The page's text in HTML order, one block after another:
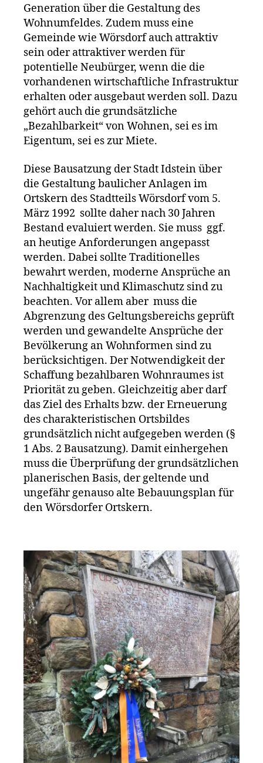
Generation über die Gestaltung des
Wohnumfeldes. Zudem muss eine
Gemeinde wie Wörsdorf auch attraktiv
sein oder attraktiver werden für
potentielle Neubürger, wenn die die
vorhandenen wirtschaftliche Infrastruktur
erhalten oder ausgebaut werden soll. Dazu
gehört auch die grundsätzliche
„Bezahlbarkeit“ von Wohnen, sei es im
Eigentum, sei es zur Miete.
Diese Bausatzung der Stadt Idstein über
die Gestaltung baulicher Anlagen im
Ortskern des Stadtteils Wörsdorf vom 5.
März 1992 sollte daher nach 30 Jahren
Bestand evaluiert werden. Sie muss ggf.
an heutige Anforderungen angepasst
werden. Dabei sollte Traditionelles
bewahrt werden, moderne Ansprüche an
Nachhaltigkeit und Klimaschutz sind zu
beachten. Vor allem aber muss die
Abgrenzung des Geltungsbereichs geprüft
werden und gewandelte Ansprüche der
Bevölkerung an Wohnformen sind zu
berücksichtigen. Der Notwendigkeit der
Schaffung bezahlbaren Wohnraumes ist
Priorität zu geben. Gleichzeitig aber darf
das Ziel des Erhalts bzw. der Erneuerung
des charakteristischen Ortsbildes
grundsätzlich nicht aufgegeben werden (§
1 Abs. 2 Bausatzung). Damit einhergehen
muss die Überprüfung der grundsätzlichen
planerischen Basis, der geltende und
ungefähr genauso alte Bebauungsplan für
den Wörsdorfer Ortskern.